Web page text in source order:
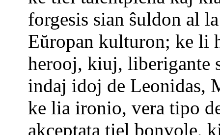
forgesis sian ŝuldon al
Eŭropan kulturon; ke li
herooj, kiuj, liberigante
indaj idoj de Leonidas,
ke lia ironio, vera tipo
akceptata tiel bonvole,